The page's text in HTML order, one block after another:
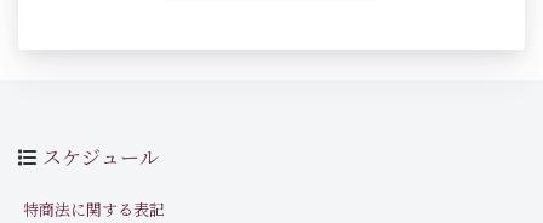
スケジュール
特商法に関する表記